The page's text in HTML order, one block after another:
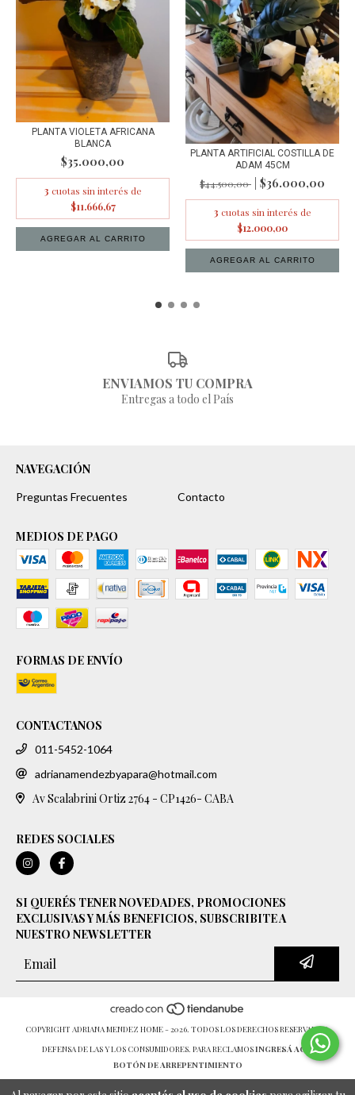
PLANTA VIOLETA AFRICANA
BLANCA
$35.000,00
3 cuotas sin interés de
$11.666,67
PLANTA ARTIFICIAL COSTILLA DE
ADAM 45CM
$44.500,00 $36.000,00
3 cuotas sin interés de
$12.000,00
ENVIAMOS TU COMPRA
Entregas a todo el País
NAVEGACIÓN
Preguntas Frecuentes Contacto
MEDIOS DE PAGO
FORMAS DE ENVÍO
CONTACTANOS
011-5452-1064
adrianamendezbyapara@hotmail.com
Av Scalabrini Ortiz 2764 - CP1426- CABA
REDES SOCIALES
SI QUERÉS TENER NOVEDADES, PROMOCIONES
EXCLUSIVAS Y MÁS BENEFICIOS, SUBSCRIBITE A
NUESTRO NEWSLETTER
COPYRIGHT ADRIANA MENDEZ HOME - 2026. TODOS LOS DERECHOS RESERVADOS.
DEFENSA DE LAS Y LOS CONSUMIDORES. PARA RECLAMOSINGRESÁ ACÁ.
BOTÓN DE ARREPENTIMIENTO